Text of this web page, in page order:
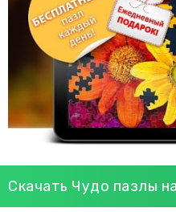
Скачать Чудо пазлы